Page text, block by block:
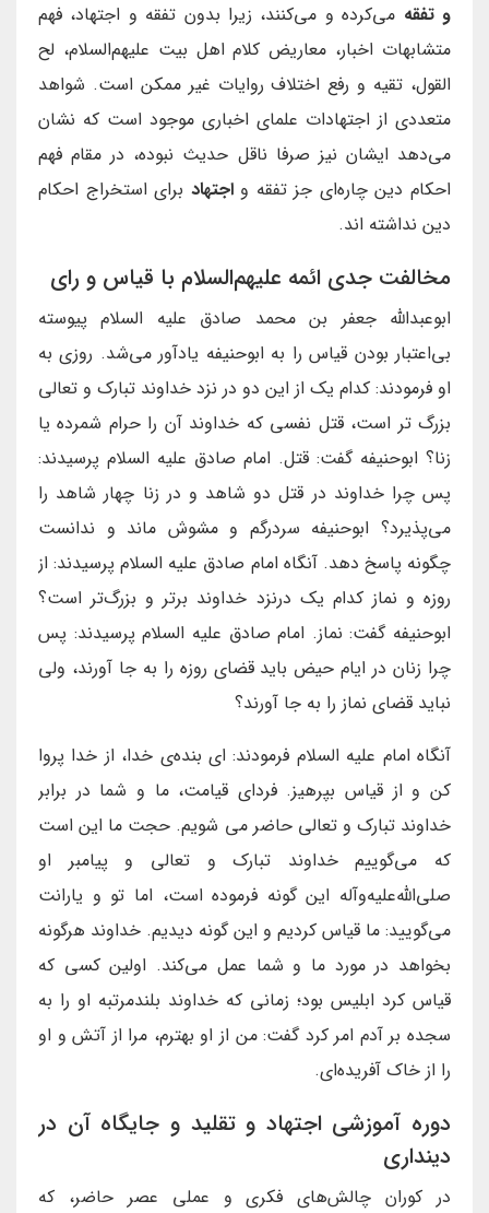
و تفقه می‌کرده و می‌کنند، زیرا بدون تفقه و اجتهاد، فهم
متشابهات اخبار، معاریض کلام اهل بیت علیهم‌السلام، لح
القول، تقیه و رفع اختلاف روایات غیر ممکن است. شواهد
متعددی از اجتهادات علمای اخباری موجود است که نشان
می‌دهد ایشان نیز صرفا ناقل حدیث نبوده، در مقام فهم
احکام دین چاره‌ای جز تفقه واجتهاد برای استخراج احکام
دین نداشته اند.
مخالفت جدی ائمه علیهم‌السلام با قیاس و رای
ابوعبدالله جعفر بن محمد صادق علیه السلام پیوسته
بی‌اعتبار بودن قیاس را به ابوحنیفه یادآور می‌شد. روزی به
او فرمودند: کدام یک از این دو در نزد خداوند تبارک و تعالی
بزرگ تر است، قتل نفسی که خداوند آن را حرام شمرده یا
زنا؟ ابوحنیفه گفت: قتل. امام صادق علیه السلام پرسیدند:
پس چرا خداوند در قتل دو شاهد و در زنا چهار شاهد را
می‌پذیرد؟ ابوحنیفه سردرگم و مشوش ماند و ندانست
چگونه پاسخ دهد. آنگاه امام صادق علیه السلام پرسیدند: از
روزه و نماز کدام یک درنزد خداوند برتر و بزرگ‌تر است؟
ابوحنیفه گفت: نماز. امام صادق علیه السلام پرسیدند: پس
چرا زنان در ایام حیض باید قضای روزه را به جا آورند، ولی
نباید قضای نماز را به جا آورند؟
آنگاه امام علیه السلام فرمودند: ای بنده‌ی خدا، از خدا پروا
کن و از قیاس بپرهیز. فردای قیامت، ما و شما در برابر
خداوند تبارک و تعالی حاضر می شویم. حجت ما این است
که می‌گوییم خداوند تبارک و تعالی و پیامبر او
صلی‌الله‌علیه‌وآله این گونه فرموده است، اما تو و یارانت
می‌گویید: ما قیاس کردیم و این گونه دیدیم. خداوند هرگونه
بخواهد در مورد ما و شما عمل می‌کند. اولین کسی که
قیاس کرد ابلیس بود؛ زمانی که خداوند بلندمرتبه او را به
سجده بر آدم امر کرد گفت: من از او بهترم، مرا از آتش و او
را از خاک آفریده‌ای.
دوره آموزشی اجتهاد و تقلید و جایگاه آن در
دینداری
در کوران چالش‌های فکری و عملی عصر حاضر، که